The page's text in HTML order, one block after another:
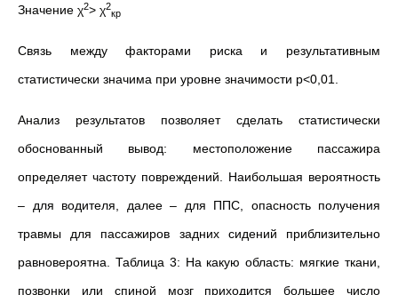
Значение χ2> χ2
кр
Связь между факторами риска и результативным
статистически значима при уровне значимости р<0,01.
Анализ результатов позволяет сделать статистически
обоснованный вывод: местоположение пассажира
определяет частоту повреждений. Наибольшая вероятность
– для водителя, далее – для ППС, опасность получения
травмы для пассажиров задних сидений приблизительно
равновероятна. Таблица 3: На какую область: мягкие ткани,
позвонки или спиной мозг приходится большее число